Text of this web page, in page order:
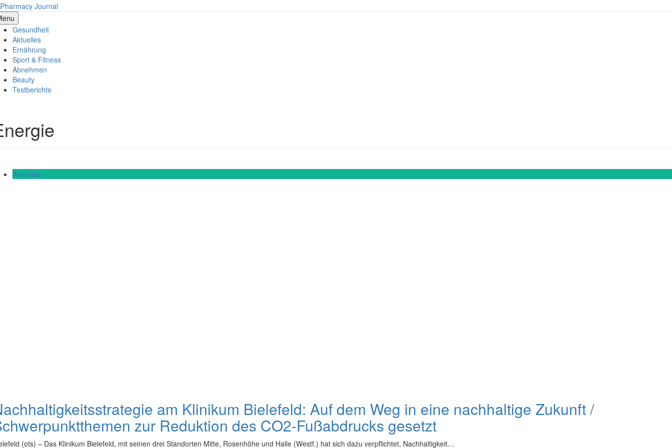
Skip
to
content
Journal
Gesundheit
Aktuelles
Ernährung
Sport & Fitness
Abnehmen
Beauty
Testberichte
Aktuelles
am Klinikum Bielefeld: Auf dem Weg in eine nachhaltige Zukunft /
zur Reduktion des CO2-Fußabdrucks gesetzt
(ots) – Das Klinikum Bielefeld, mit seinen drei Standorten Mitte, Rosenhöhe und Halle (Westf.) hat sich dazu verpflichtet, Nachhaltigkeit…